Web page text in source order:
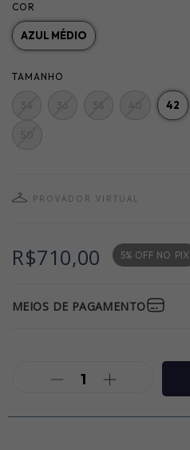
TAMANHO
42
COR
AZUL MÉDIO
PROVADOR VIRTUAL
R$710,00 5% OFF NO PIX
MEIOS DE PAGAMENTO